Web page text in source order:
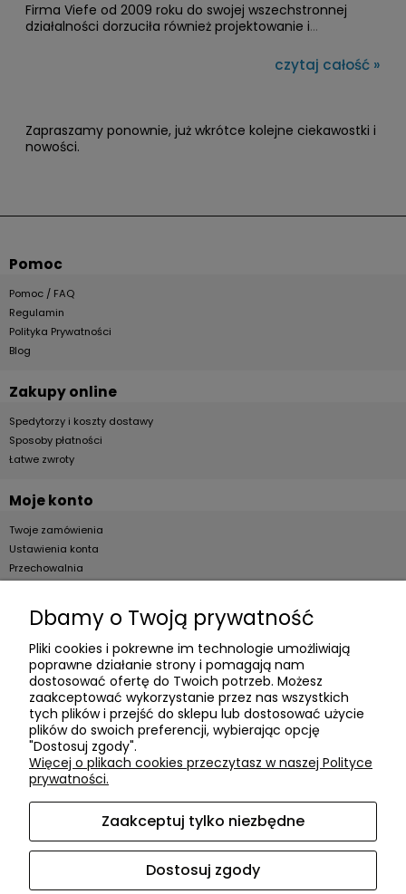
Firma Viefe od 2009 roku do swojej wszechstronnej
działalności dorzuciła również projektowanie i
wcześniej nabytemu doświadczeniu w tworzeniu
akcesoriów z drewna, metalu czy tworzyw sztucznych
względem designu i estetyki.
czytaj całość »
Zapraszamy ponownie, już wkrótce kolejne ciekawostki i
nowości.
Pomoc
Pomoc / FAQ
Regulamin
Polityka Prywatności
Blog
Zakupy online
Spedytorzy i koszty dostawy
Sposoby płatności
Łatwe zwroty
Moje konto
Twoje zamówienia
Ustawienia konta
Przechowalnia
Dla firm
O firmie
Informacje o firmie
Kontakt
dacter.pl
Akcesoria meblowe DAC TER | ul. Przepiórki 56, 02-410
Warszawa, woj. mazowieckie | E-mail:sklep@dacter.plTel.:
602677377| NIP: 5220052421 REGON: 012076264
Dbamy o Twoją prywatność
Pliki cookies i pokrewne im technologie umożliwiają
poprawne działanie strony i pomagają nam
dostosować ofertę do Twoich potrzeb. Możesz
zaakceptować wykorzystanie przez nas wszystkich
tych plików i przejść do sklepu lub dostosować użycie
plików do swoich preferencji, wybierając opcję
"Dostosuj zgody".
Więcej o plikach cookies przeczytasz w naszej Polityce
prywatności.
Zaakceptuj tylko niezbędne
Dostosuj zgody